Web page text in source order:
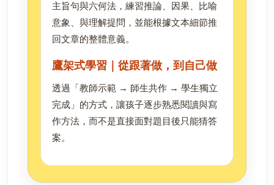
主旨句與六何法，練習推論、因果、比喻
意象、與理解提問，並能根據文本細節推
回文章的整體意義。
鷹架式學習｜從跟著做，到自己做
透過「教師示範 → 師生共作 → 學生獨立
完成」的方式，讓孩子逐步熟悉閱讀與寫
作方法，而不是直接面對題目後只能猜答
案。